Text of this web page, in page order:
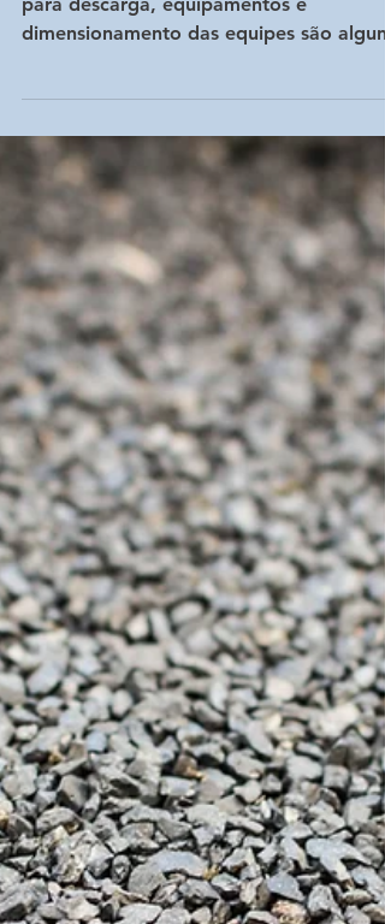
Logística de fornecimento, espaço físico
para descarga, equipamentos e
dos pontos que devem ser defin